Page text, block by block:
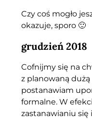
Czy coś mogło
okazuje, sporo 🙂
grudzień 2018
Cofnijmy się na
z planowaną
postanawiam
formalne. W
zastanawianiu